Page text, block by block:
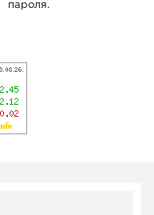
пароля.